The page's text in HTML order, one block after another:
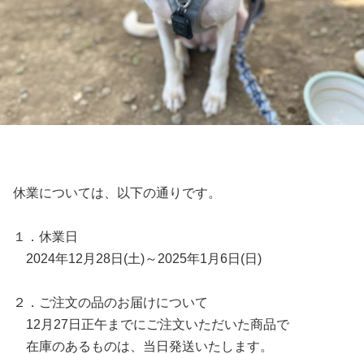
休業については、以下の通りです。
１．休業日
2024年12月28日(土)～2025年1月6日(日)
２．ご注文の品のお届けについて
12月27日正午までにご注文いただいた商品で
在庫のあるものは、当日発送いたします。